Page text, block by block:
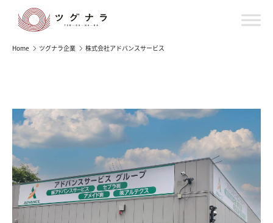
Home ツグナラ企業 株式会社アドバンスサービス